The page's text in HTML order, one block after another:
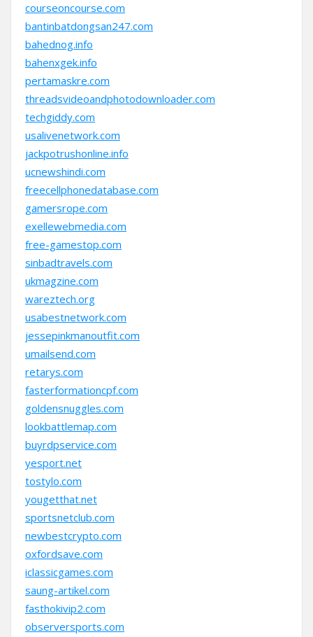
courseoncourse.com
bantinbatdongsan247.com
bahednog.info
bahenxgek.info
pertamaskre.com
threadsvideoandphotodownloader.com
techgiddy.com
usalivenetwork.com
jackpotrushonline.info
ucnewshindi.com
freecellphonedatabase.com
gamersrope.com
exellewebmedia.com
free-gamestop.com
sinbadtravels.com
ukmagzine.com
wareztech.org
usabestnetwork.com
jessepinkmanoutfit.com
umailsend.com
retarys.com
fasterformationcpf.com
goldensnuggles.com
lookbattlemap.com
buyrdpservice.com
yesport.net
tostylo.com
yougetthat.net
sportsnetclub.com
newbestcrypto.com
oxfordsave.com
iclassicgames.com
saung-artikel.com
fasthokivip2.com
observersports.com